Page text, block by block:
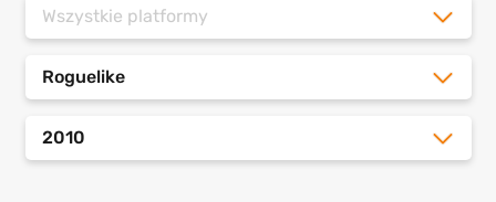
Wszystkie platformy
Roguelike
2010